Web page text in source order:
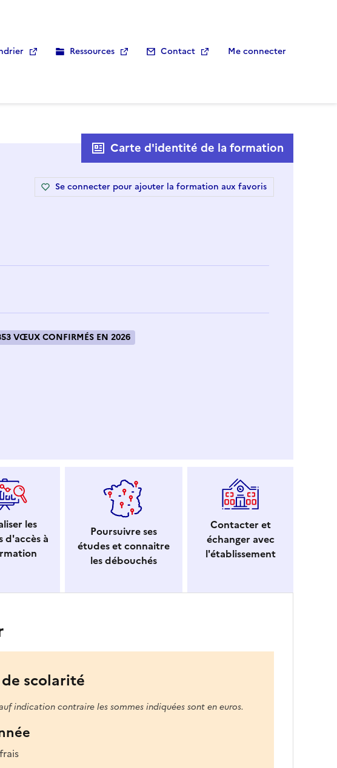
Ressources Contact Me connecter
Carte d'identité de la formation
Se connecter pour ajouter la formation aux favoris
VŒUX CONFIRMÉS EN 2026
les
d'accès à
Poursuivre ses
études et connaitre
les débouchés
Contacter et
échanger avec
l'établissement
de scolarité
indication contraire les sommes indiquées sont en euros.